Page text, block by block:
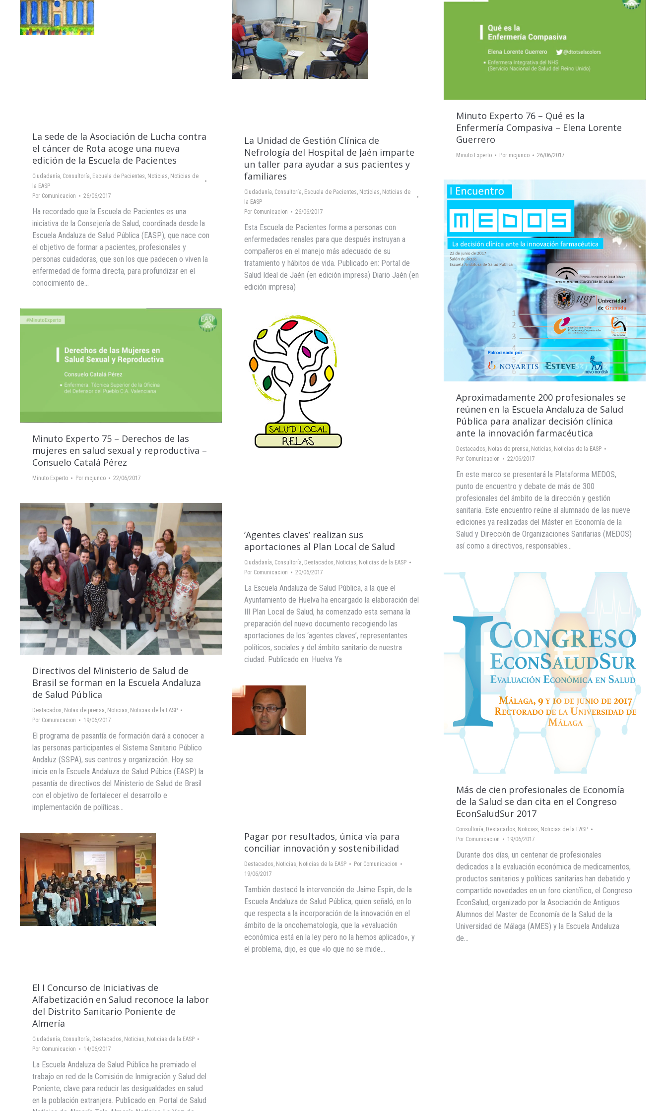
La sede de la Asociación de Lucha contra
el cáncer de Rota acoge una nueva
edición de la Escuela de Pacientes
Ciudadanía Consultoría Escuela de Pacientes Noticias Noticias de
la EASP
Por Comunicacion 26/06/2017
Ha recordado que la Escuela de Pacientes es una
iniciativa de la Consejería de Salud, coordinada desde la
Escuela Andaluza de Salud Pública (EASP), que nace con
el objetivo de formar a pacientes, profesionales y
personas cuidadoras, que son los que padecen o viven la
enfermedad de forma directa, para profundizar en el
conocimiento de…
La Unidad de Gestión Clínica de
Nefrología del Hospital de Jaén imparte
un taller para ayudar a sus pacientes y
familiares
Ciudadanía Consultoría Escuela de Pacientes Noticias Noticias de
la EASP
Por Comunicacion 26/06/2017
Esta Escuela de Pacientes forma a personas con
enfermedades renales para que después instruyan a
compañeros en el manejo más adecuado de su
tratamiento y hábitos de vida. Publicado en: Portal de
Salud Ideal de Jaén (en edición impresa) Diario Jaén (en
edición impresa)
Minuto Experto 76 – Qué es la
Enfermería Compasiva – Elena Lorente
Guerrero
Minuto Experto Por mcjunco 26/06/2017
Aproximadamente 200 profesionales se
reúnen en la Escuela Andaluza de Salud
Pública para analizar decisión clínica
ante la innovación farmacéutica
Destacados, Notas de prensa, Noticias, Noticias de la EASP
Por Comunicacion 22/06/2017
En este marco se presentará la Plataforma MEDOS,
punto de encuentro y debate de más de 300
profesionales del ámbito de la dirección y gestión
sanitaria. Este encuentro reúne al alumnado de las nueve
ediciones ya realizadas del Máster en Economía de la
Salud y Dirección de Organizaciones Sanitarias (MEDOS)
así como a directivos, responsables…
Minuto Experto 75 – Derechos de las
mujeres en salud sexual y reproductiva –
Consuelo Catalá Pérez
Minuto Experto Por mcjunco 22/06/2017
‘Agentes claves’ realizan sus
aportaciones al Plan Local de Salud
Ciudadanía, Consultoría, Destacados, Noticias, Noticias de la EASP
Por Comunicacion 20/06/2017
La Escuela Andaluza de Salud Pública, a la que el
Ayuntamiento de Huelva ha encargado la elaboración del
III Plan Local de Salud, ha comenzado esta semana la
preparación del nuevo documento recogiendo las
aportaciones de los ‘agentes claves’, representantes
políticos, sociales y del ámbito sanitario de nuestra
ciudad. Publicado en: Huelva Ya
Directivos del Ministerio de Salud de
Brasil se forman en la Escuela Andaluza
de Salud Pública
Destacados Notas de prensa Noticias Noticias de la EASP
Por Comunicacion 19/06/2017
El programa de pasantía de formación dará a conocer a
las personas participantes el Sistema Sanitario Público
Andaluz (SSPA), sus centros y organización. Hoy se
inicia en la Escuela Andaluza de Salud Púbica (EASP) la
pasantía de directivos del Ministerio de Salud de Brasil
con el objetivo de fortalecer el desarrollo e
implementación de políticas…
Más de cien profesionales de Economía
de la Salud se dan cita en el Congreso
EconSaludSur 2017
Consultoría, Destacados, Noticias, Noticias de la EASP
Por Comunicacion 19/06/2017
Durante dos días, un centenar de profesionales
dedicados a la evaluación económica de medicamentos,
productos sanitarios y políticas sanitarias han debatido y
compartido novedades en un foro científico, el Congreso
EconSalud, organizado por la Asociación de Antiguos
Alumnos del Master de Economía de la Salud de la
Universidad de Málaga (AMES) y la Escuela Andaluza
de…
Pagar por resultados, única vía para
conciliar innovación y sostenibilidad
Destacados Noticias Noticias de la EASP Por Comunicacion
19/06/2017
También destacó la intervención de Jaime Espín, de la
Escuela Andaluza de Salud Pública, quien señaló, en lo
que respecta a la incorporación de la innovación en el
ámbito de la oncohematología, que la «evaluación
económica está en la ley pero no la hemos aplicado», y
el problema, dijo, es que «lo que no se mide…
El I Concurso de Iniciativas de
Alfabetización en Salud reconoce la labor
del Distrito Sanitario Poniente de
Almería
Ciudadanía Consultoría Destacados Noticias Noticias de la EASP
Por Comunicacion 14/06/2017
La Escuela Andaluza de Salud Pública ha premiado el
trabajo en red de la Comisión de Inmigración y Salud del
Poniente, clave para reducir las desigualdades en salud
en la población extranjera. Publicado en: Portal de Salud